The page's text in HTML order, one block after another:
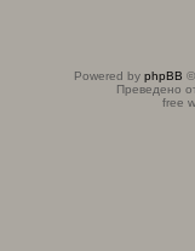
Powered by phpBB
Преведено
free